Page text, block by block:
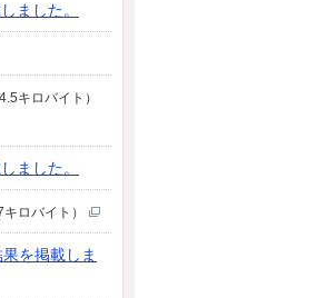
ました。
キロバイト）
ました。
ロバイト）
を掲載しま